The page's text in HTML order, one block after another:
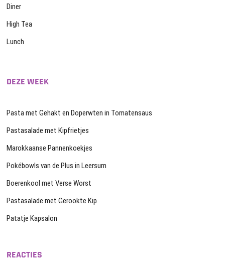
Diner
High Tea
Lunch
DEZE WEEK
Pasta met Gehakt en Doperwten in Tomatensaus
Pastasalade met Kipfrietjes
Marokkaanse Pannenkoekjes
Pokébowls van de Plus in Leersum
Boerenkool met Verse Worst
Pastasalade met Gerookte Kip
Patatje Kapsalon
REACTIES